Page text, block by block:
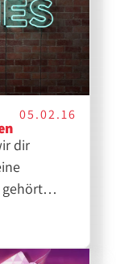
05.02.16
dir
gehört
zu